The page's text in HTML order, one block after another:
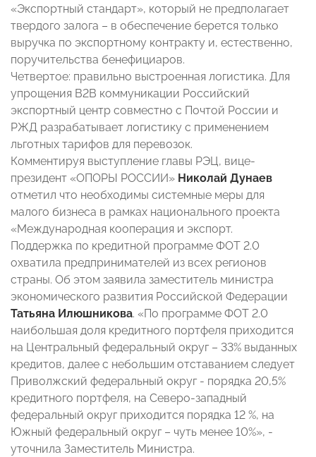
«Экспортный стандарт», который не предполагает
твердого залога – в обеспечение берется только
выручка по экспортному контракту и, естественно,
поручительства бенефициаров.
Четвертое: правильно выстроенная логистика. Для
упрощения B2B коммуникации Российский
экспортный центр совместно с Почтой России и
РЖД разрабатывает логистику с применением
льготных тарифов для перевозок.
Комментируя выступление главы РЭЦ, вице-
президент «ОПОРЫ РОССИИ» Николай Дунаев
отметил что необходимы системные меры для
малого бизнеса в рамках национального проекта
«Международная кооперация и экспорт.
Поддержка по кредитной программе ФОТ 2.0
охватила предпринимателей из всех регионов
страны. Об этом заявила заместитель министра
экономического развития Российской Федерации
Татьяна Илюшникова. «По программе ФОТ 2.0
наибольшая доля кредитного портфеля приходится
на Центральный федеральный округ – 33% выданных
кредитов, далее с небольшим отставанием следует
Приволжский федеральный округ - порядка 20,5%
кредитного портфеля, на Северо-западный
федеральный округ приходится порядка 12 %, на
Южный федеральный округ – чуть менее 10%», -
уточнила Заместитель Министра.